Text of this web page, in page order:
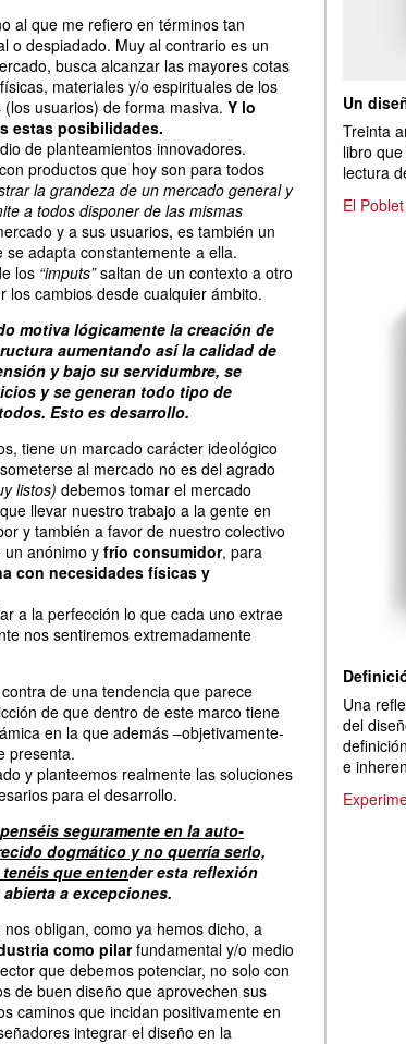
al que me refiero en términos tan
o despiadado. Muy al contrario es un
busca alcanzar las mayores cotas
materiales y/o espirituales de los
usuarios) de forma masiva. Y lo
estas posibilidades.
de planteamientos innovadores.
productos que hoy son para todos
la grandeza de un mercado general y
a todos disponer de las mismas
y a sus usuarios, es también un
adapta constantemente a ella.
los “imputs”saltan de un contexto a otro
los cambios desde cualquier ámbito.
motiva lógicamente la creación de
aumentando así la calidad de
y bajo su servidumbre, se
y se generan todo tipo de
Esto es desarrollo.
tiene un marcado carácter ideológico
al mercado no es del agrado
listos) debemos tomar el mercado
llevar nuestro trabajo a la gente en
y también a favor de nuestro colectivo
anónimo yfrío consumidor, para
con necesidades físicas y
a la perfección lo que cada uno extrae
nos sentiremos extremadamente
de una tendencia que parece
de que dentro de este marco tiene
en la que además –objetivamente-
presenta.
y planteemos realmente las soluciones
para el desarrollo.
seguramente en la auto-
dogmático y no querría serlo,
que entender esta reflexión
a excepciones.
obligan, como ya hemos dicho, a
como pilarfundamental y/o medio
que debemos potenciar, no solo con
de buen diseño que aprovechen sus
caminos que incidan positivamente en
integrar el diseño en la
Un
Treinta
libro
lectura
El
Una
del
e